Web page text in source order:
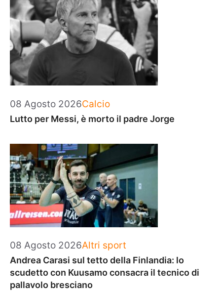
08 Agosto 2026Categorie
Calcio
Lutto per Messi, è morto il padre Jorge
08 Agosto 2026Categorie
Altri sport
Andrea Carasi sul tetto della Finlandia: lo
scudetto con Kuusamo consacra il tecnico di
pallavolo bresciano